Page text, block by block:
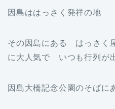
因島ははっさく発祥の地
その因島にある はっさく
に大人気で いつも行列が
因島大橋記念公園のそばに